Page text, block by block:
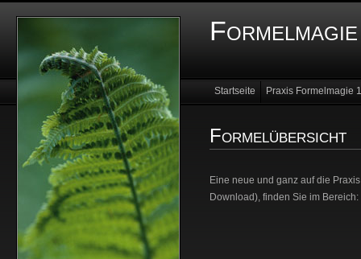
Startseite Praxis Formelmagie 1
Formelübersicht
Eine neue und ganz auf die
Download), finden Sie im Bereich: